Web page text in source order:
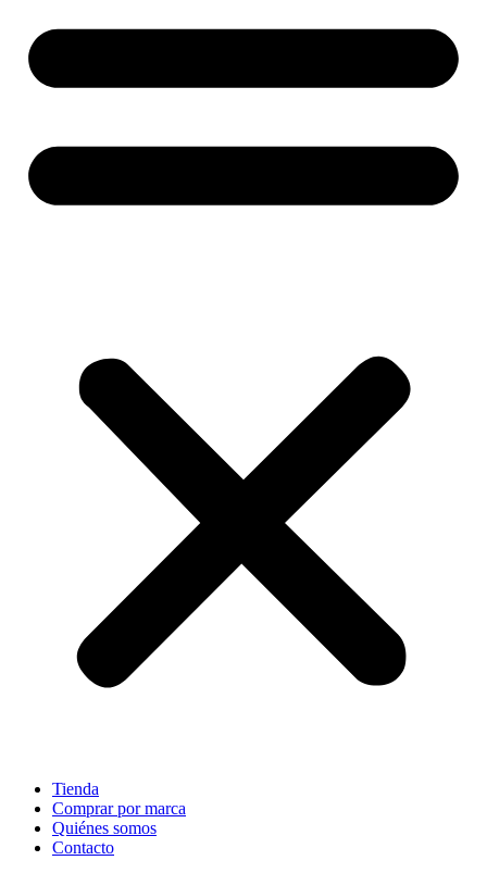
Tienda
Comprar por marca
Quiénes somos
Contacto